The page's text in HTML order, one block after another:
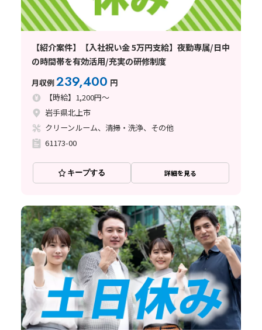
【紹介案件】【入社祝い金 5万円支給】夜勤専属/日中
の時間帯を有効活用/充実の研修制度
月収例239,400 円
【時給】1,200円～
岩手県北上市
クリーンルーム、清掃・洗浄、その他
61173-00
キープする 詳細を見る